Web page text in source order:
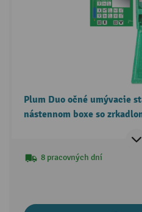
Plum Duo očné umývacie
nástennom boxe so
8 pracovných dní